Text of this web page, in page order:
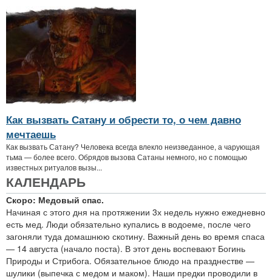
Как вызвать Сатану и обрести то, о чем давно
мечтаешь
Как вызвать Сатану? Человека всегда влекло неизведанное, а чарующая
тьма — более всего. Обрядов вызова Сатаны немного, но с помощью
известных ритуалов вызы...
КАЛЕНДАРЬ
Скоро: Медовый спас.
Начиная с этого дня на протяжении 3х недель нужно ежедневно
есть мед. Люди обязательно купались в водоеме, после чего
загоняли туда домашнюю скотину. Важный день во время спаса
— 14 августа (начало поста). В этот день воспевают Богинь
Природы и Стрибога. Обязательное блюдо на празднестве —
шулики (выпечка с медом и маком). Наши предки проводили в